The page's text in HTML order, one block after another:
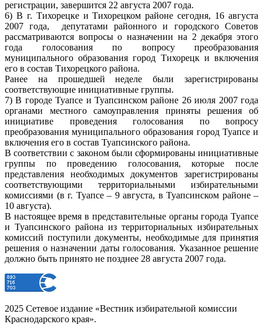
регистрации, завершится 22 августа 2007 года.
6) В г. Тихорецке и Тихорецком районе сегодня, 16 августа
2007 года, депутатами районного и городского Советов
рассматриваются вопросы о назначении на 2 декабря этого
года голосования по вопросу преобразования
муниципального образования город Тихорецк и включения
его в состав Тихорецкого района.
Ранее на прошедшей неделе были зарегистрированы
соответствующие инициативные группы.
7) В городе Туапсе и Туапсинском районе 26 июля 2007 года
органами местного самоуправления приняты решения об
инициативе проведения голосования по вопросу
преобразования муниципального образования город Туапсе и
включения его в состав Туапсинского района.
В соответствии с законом были сформированы инициативные
группы по проведению голосования, которые после
представления необходимых документов зарегистрированы
соответствующими территориальными избирательными
комиссиями (в г. Туапсе – 9 августа, в Туапсинском районе –
10 августа).
В настоящее время в представительные органы города Туапсе
и Туапсинского района из территориальных избирательных
комиссий поступили документы, необходимые для принятия
решения о назначении даты голосования. Указанное решение
должно быть принято не позднее 28 августа 2007 года.
2025 Сетевое издание «Вестник избирательной комиссии
Краснодарского края».